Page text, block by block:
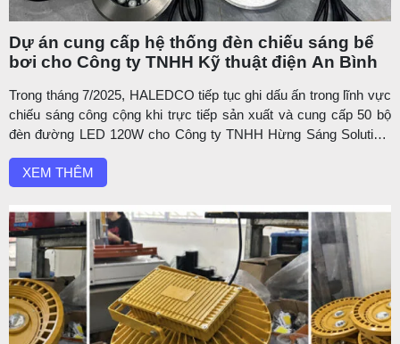
Dự án cung cấp hệ thống đèn chiếu sáng bể
bơi cho Công ty TNHH Kỹ thuật điện An Bình
Trong tháng 7/2025, HALEDCO tiếp tục ghi dấu ấn trong lĩnh vực
chiếu sáng công cộng khi trực tiếp sản xuất và cung cấp 50 bộ
đèn đường LED 120W cho Công ty TNHH Hừng Sáng Solution,
Điểm đặc biệt của dự án này nằm ở chỗ: toàn bộ đèn đều ...
XEM THÊM